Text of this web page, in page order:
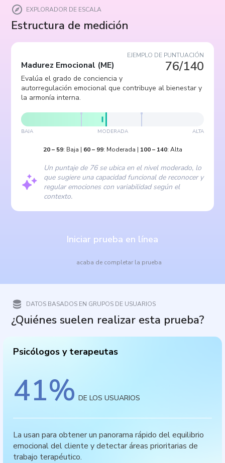
EXPLORADOR DE ESCALA
Estructura de medición
EJEMPLO DE PUNTUACIÓN
76/140
Madurez Emocional (ME)
Evalúa el grado de conciencia y
autorregulación emocional que contribuye al bienestar y
la armonía interna.
BAJA MODERADA ALTA
20– 59: Baja | 60– 99: Moderada | 100– 140: Alta
Un puntaje de 76 se ubica en el nivel moderado, lo
que sugiere una capacidad funcional de reconocer y
regular emociones con variabilidad según el
contexto.
Iniciar prueba en línea
acaba de completar la prueba
DATOS BASADOS EN GRUPOS DE USUARIOS
¿Quiénes suelen realizar esta prueba?
Psicólogos y terapeutas
41% DE LOS USUARIOS
La usan para obtener un panorama rápido del equilibrio
emocional del cliente y detectar áreas prioritarias de
trabajo terapéutico.